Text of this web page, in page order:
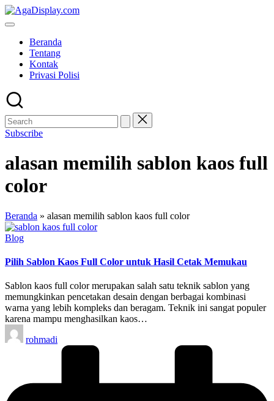
Skip
to
Beranda
Tentang
Kontak
Privasi Polisi
Subscribe
alasan memilih sablon kaos full
color
Beranda » alasan memilih sablon kaos full color
Posted
Blog
Pilih Sablon Kaos Full Color untuk Hasil Cetak Memukau
Sablon kaos full color merupakan salah satu teknik sablon yang
memungkinkan pencetakan desain dengan berbagai kombinasi
warna yang lebih kompleks dan beragam. Teknik ini sangat populer
karena mampu menghasilkan kaos…
Posted
by
rohmadi